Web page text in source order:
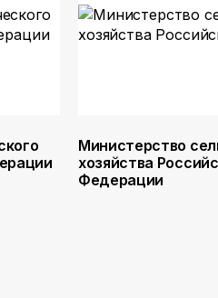
Министерство
хозяйства
Федерации